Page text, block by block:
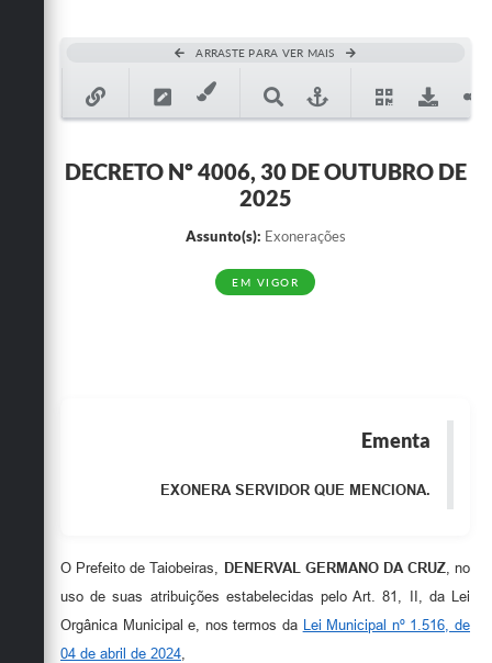
Mapa do Site
SIC
Galeria de Fotos
Galeria de Vídeos
Serviços Online
ARRASTE PARA VER MAIS
DECRETO Nº 4006, 30 DE OUTUBRO DE
2025
Assunto(s): Exonerações
EM VIGOR
Ementa
EXONERA SERVIDOR QUE MENCIONA.
O Prefeito de Taiobeiras, DENERVAL GERMANO DA CRUZ, no
uso de suas atribuições estabelecidas pelo Art. 81, II, da Lei
Orgânica Municipal e, nos termos da
Lei Municipal nº 1.516, de
04 de abril de 2024